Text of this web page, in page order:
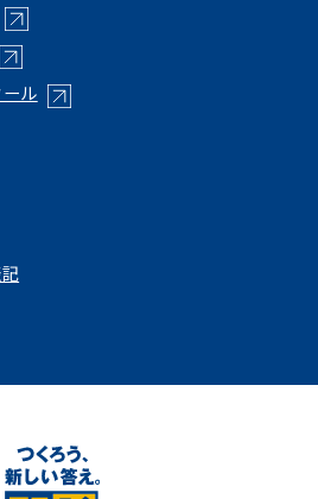
（新しいタブで開く）
新しいタブで開く）
ル（新しいタブで開く）
タブで開く）